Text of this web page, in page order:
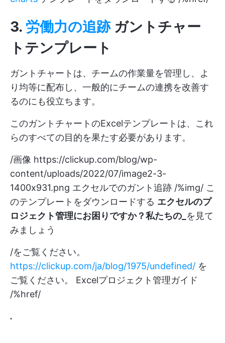
3. 労働力の追跡ガントチャー
トテンプレート
ガントチャートは、チームの作業量を管理し、よ
り均等に配布し、一般的にチームの連携を改善す
るのにも役立ちます。
このガントチャートのExcelテンプレートは、これ
らのすべての目的を果たす必要があります。
/画像 https://clickup.com/blog/wp-
content/uploads/2022/07/image2-3-
1400x931.png エクセルでのガント追跡 /%img/ こ
のテンプレートをダウンロードする エクセルのプ
ロジェクト管理にお困りですか？私たちの_ を見て
みましょう
/をご覧ください。
https://clickup.com/ja/blog/1975/undefined/ を
ご覧ください。 Excelプロジェクト管理ガイド
/%href/
.